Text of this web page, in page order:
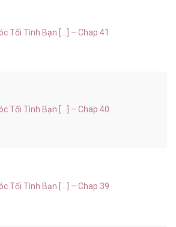
Tối Tình Bạn [...] – Chap 41
Tối Tình Bạn [...] – Chap 40
Tối Tình Bạn [...] – Chap 39